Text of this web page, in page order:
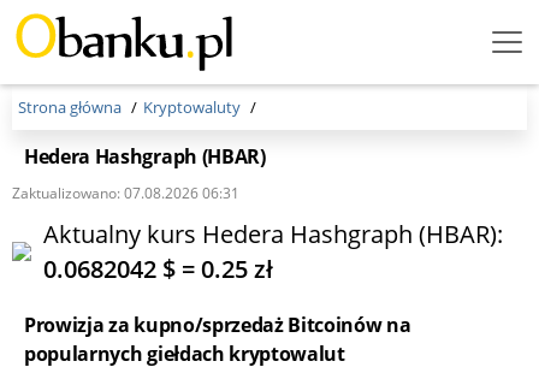
Menu Burger
Strona główna Kryptowaluty
Hedera Hashgraph (HBAR)
Zaktualizowano: 07.08.2026 06:31
Aktualny kurs Hedera Hashgraph (HBAR):
0.0682042 $ = 0.25 zł
Prowizja za kupno/sprzedaż Bitcoinów na
popularnych giełdach kryptowalut